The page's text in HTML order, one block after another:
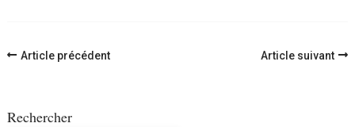
Navigation
Article précédent Article suivant
Rechercher